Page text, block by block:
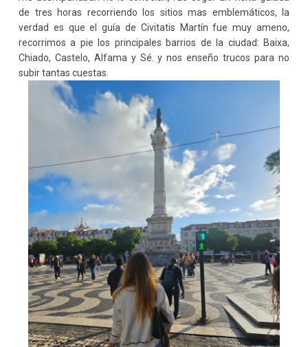
de tres horas recorriendo los sitios mas emblemáticos, la
verdad es que el guía de Civitatis Martín fue muy ameno,
recorrimos a pie los principales barrios de la ciudad: Baixa,
Chiado, Castelo, Alfama y Sé. y nos enseño trucos para no
subir tantas cuestas.